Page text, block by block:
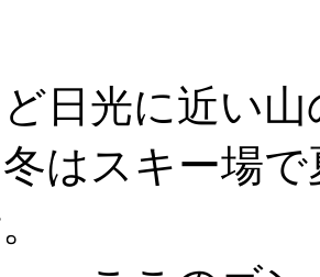
日光に近い
はスキー場